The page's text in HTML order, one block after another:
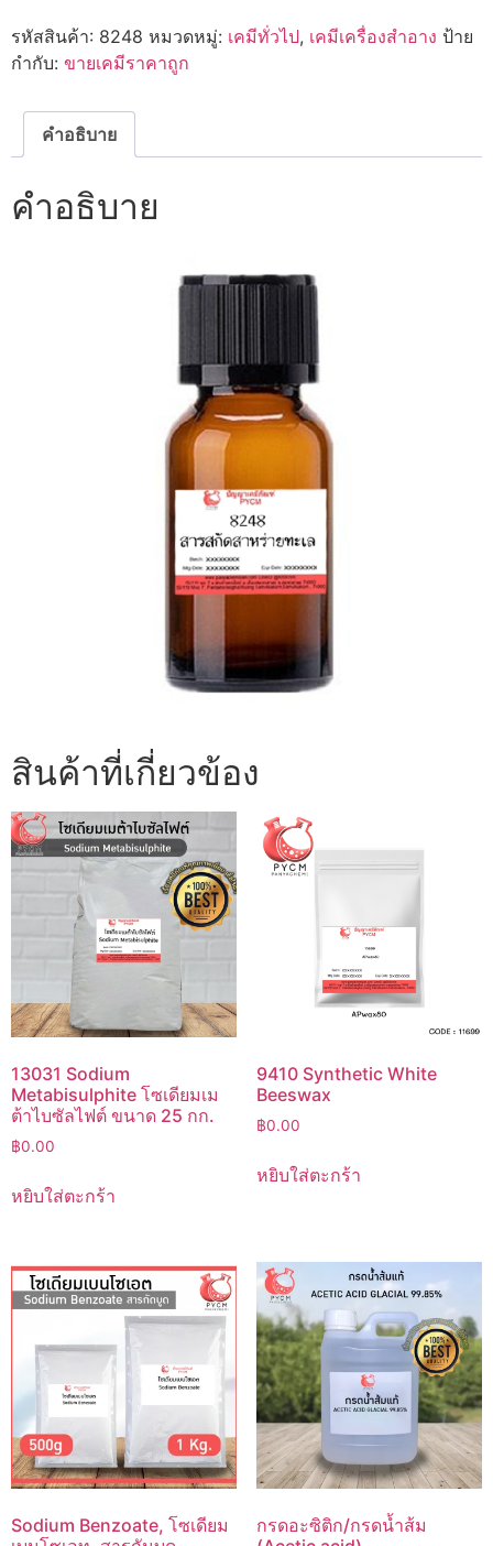
สาร
สกัด
สาหร่าย
ชิ้น
รหัสสินค้า: 8248 หมวดหมู่: เคมีทั่วไป, เคมีเครื่องสำอาง ป้าย
กำกับ: ขายเคมีราคาถูก
คำอธิบาย
คำอธิบาย
สินค้าที่เกี่ยวข้อง
13031 Sodium
Metabisulphite โซเดียมเม
ต้าไบซัลไฟต์ ขนาด 25 กก.
฿0.00
หยิบใส่ตะกร้า
9410 Synthetic White
Beeswax
฿0.00
หยิบใส่ตะกร้า
Sodium Benzoate, โซเดียม
กรดอะซิติก/กรดน้ำส้ม